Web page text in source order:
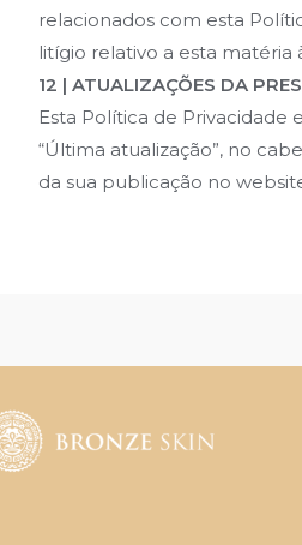
relacionados com esta
litígio relativo a esta
12 | ATUALIZAÇÕES DA
Esta Política de Privacidade
“Última atualização”, no
da sua publicação no